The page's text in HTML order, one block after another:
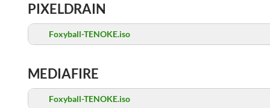
PIXELDRAIN
Foxyball-TENOKE.iso
MEDIAFIRE
Foxyball-TENOKE.iso